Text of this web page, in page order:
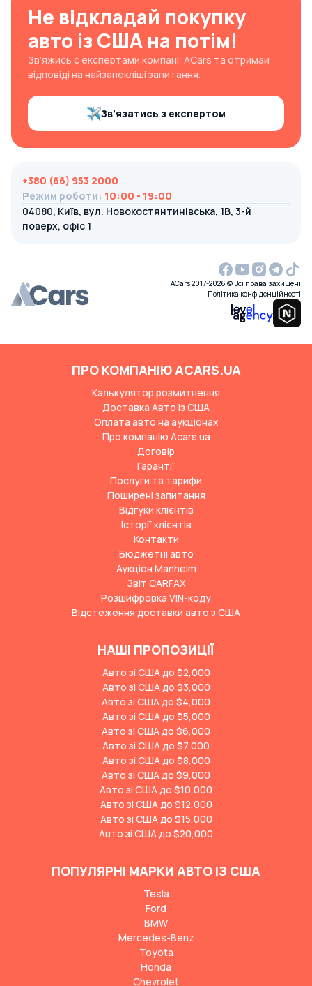
Не відкладай покупку
авто із США на потім!
Зв’яжись с експертами компанії ACars та отримай
відповіді на найзапекліші запитання.
Зв’язатись з експертом
+380 (66) 953 2000
Режим роботи: 10:00 - 19:00
04080, Київ, вул. Новокостянтинівська, 1В, 3-й
поверх, офіс 1
ACars 2017-2026 © Всі права захищені
Політика конфіденційності
ПРО КОМПАНІЮ ACARS.UA
Калькулятор розмитнення
Доставка Авто із США
Оплата авто на аукціонах
Про компанію Acars.ua
Договір
Гарантії
Послуги та тарифи
Поширені запитання
Відгуки клієнтів
Історії клієнтів
Контакти
Бюджетні авто
Аукціон Manheim
Звіт CARFAX
Розшифровка VIN-коду
Відстеження доставки авто з США
НАШІ ПРОПОЗИЦІЇ
Авто зі США до $2,000
Авто зі США до $3,000
Авто зі США до $4,000
Авто зі США до $5,000
Авто зі США до $6,000
Авто зі США до $7,000
Авто зі США до $8,000
Авто зі США до $9,000
Авто зі США до $10,000
Авто зі США до $12,000
Авто зі США до $15,000
Авто зі США до $20,000
ПОПУЛЯРНІ МАРКИ АВТО ІЗ США
Tesla
Ford
BMW
Mercedes-Benz
Toyota
Honda
Chevrolet